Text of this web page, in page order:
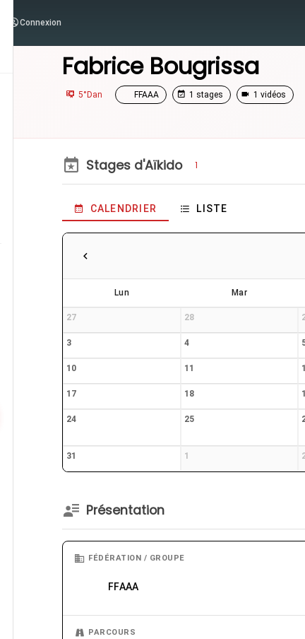
Connexion
Fabrice Bougrissa
5°Dan FFAAA 1 stages 1 vidéos
Stages d'Aïkido 1
CALENDRIER LISTE
Lun Mar
27 28
3 4
10 11
17 18
24 25
31 1
Présentation
FÉDÉRATION / GROUPE
FFAAA
PARCOURS